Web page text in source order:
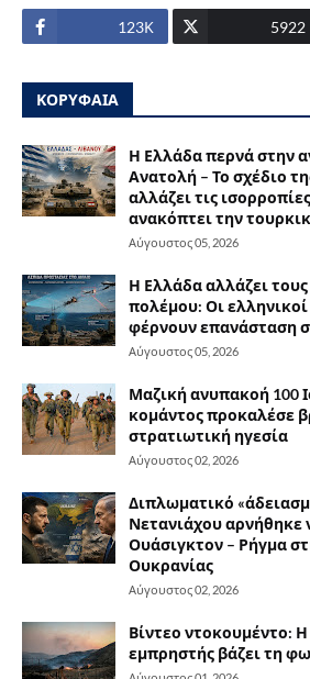
123Κ 5922
ΚΟΡΥΦΑΙΑ
Η Ελλάδα περνά στην
Ανατολή – Το σχέδιο
αλλάζει τις
ανακόπτει την
Αύγουστος 05, 2026
Η Ελλάδα αλλάζει
πολέμου: Οι ελληνικοί
φέρνουν επανάσταση
Αύγουστος 05, 2026
Μαζική ανυπακοή 100
κομάντος προκαλέσε
στρατιωτική ηγεσία
Αύγουστος 02, 2026
Διπλωματικό
Νετανιάχου αρνήθηκε
Ουάσιγκτον – Ρήγμα
Ουκρανίας
Αύγουστος 02, 2026
Βίντεο ντοκουμέντο:
εμπρηστής βάζει τη